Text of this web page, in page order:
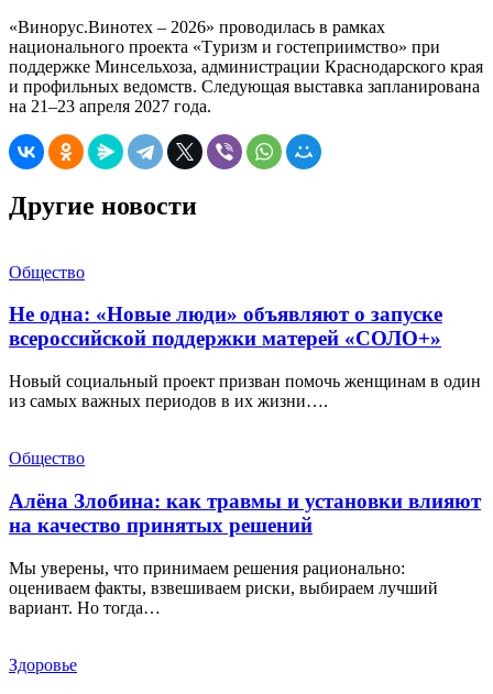
«Винорус.Винотех – 2026» проводилась в рамках
национального проекта «Туризм и гостеприимство» при
поддержке Минсельхоза, администрации Краснодарского края
и профильных ведомств. Следующая выставка запланирована
на 21–23 апреля 2027 года.
Другие новости
Общество
Не одна: «Новые люди» объявляют о запуске
всероссийской поддержки матерей «СОЛО+»
Новый социальный проект призван помочь женщинам в один
из самых важных периодов в их жизни….
Общество
Алёна Злобина: как травмы и установки влияют
на качество принятых решений
Мы уверены, что принимаем решения рационально:
оцениваем факты, взвешиваем риски, выбираем лучший
вариант. Но тогда…
Здоровье